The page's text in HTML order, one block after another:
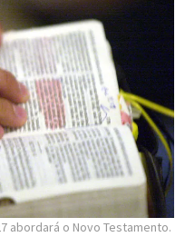
abordará o Novo Testamento.